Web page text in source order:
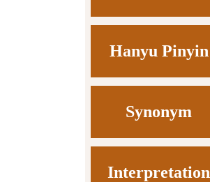
Hanyu Pinyin
Synonym
Interpretation